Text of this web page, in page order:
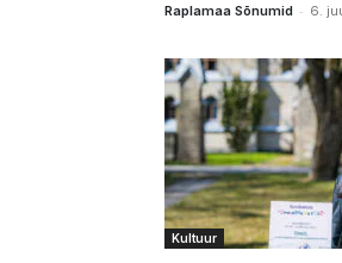
Raplamaa Sõnumid - 6.
Kultuur